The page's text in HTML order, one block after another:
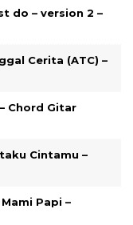
do – version 2 –
Cerita (ATC) –
Chord Gitar
Cintamu –
Papi –